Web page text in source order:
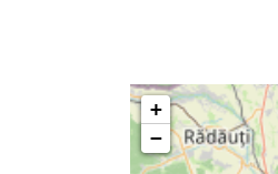
+
−